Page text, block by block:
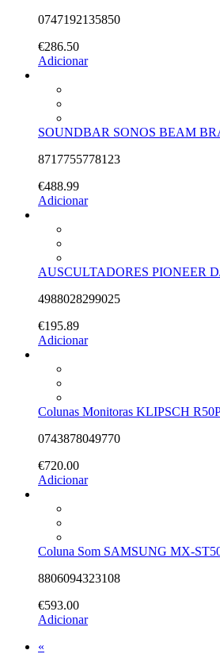
0747192135850
€286.50
Adicionar
SOUNDBAR SONOS BEAM
8717755778123
€488.99
Adicionar
AUSCULTADORES PIONEER
4988028299025
€195.89
Adicionar
Colunas Monitoras KLIPSCH
0743878049770
€720.00
Adicionar
Coluna Som SAMSUNG MX-
8806094323108
€593.00
Adicionar
«